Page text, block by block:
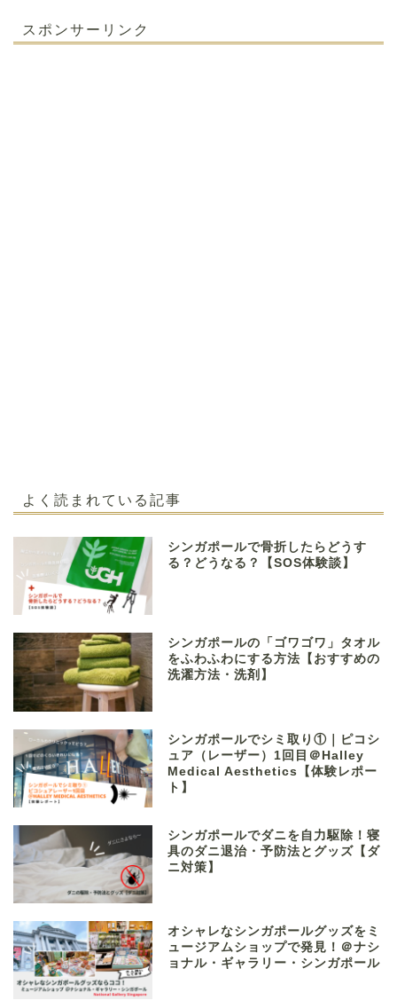
スポンサーリンク
よく読まれている記事
シンガポールで骨折したらどうす
る？どうなる？【SOS体験談】
シンガポールの「ゴワゴワ」タオル
をふわふわにする方法【おすすめの
洗濯方法・洗剤】
シンガポールでシミ取り①｜ピコシ
ュア（レーザー）1回目＠Halley
Medical Aesthetics【体験レポー
ト】
シンガポールでダニを自力駆除！寝
具のダニ退治・予防法とグッズ【ダ
ニ対策】
オシャレなシンガポールグッズをミ
ュージアムショップで発見！＠ナシ
ョナル・ギャラリー・シンガポール